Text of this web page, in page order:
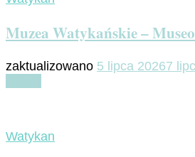
Muzea Watykańskie –
zaktualizowano 5 lipca 20267
Watykan